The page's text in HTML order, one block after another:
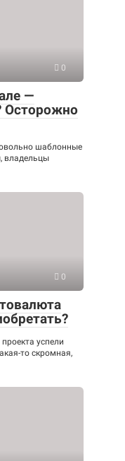
0
—
Осторожно
шаблонные
владельцы
0
успели
то скромная,